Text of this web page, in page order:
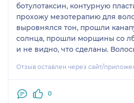
ботулотаксин, контурную
прохожу мезотерапию для
выровнялся тон, прошли
солнца, прошли морщины со
и не видно, что сделаны.
курса. В общем и целом, если вы
советую эту клинику! Причем я
Отзыв оставлен через сайт/
0